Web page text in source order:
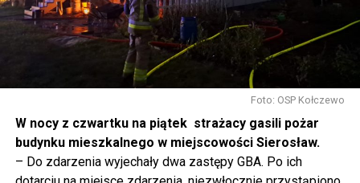
tak to traktujemy. Jesteśmy dzisiaj w Wolinie. Często to
mówię, tutaj, na wyspie Wolin, na wyspie Uznam, Polska
się tutaj nie kończy, Polska się tutaj zaczyna.
Gdyby nie determinacja rządu Prawa i Sprawiedliwości,
to tunel pod Świną do dzisiaj byłby w sferze
projektowania i dyskusji. Ważny tutaj był wkład
samorządu, ale to rząd PiS podjął w tej sprawie
najważniejsze decyzje. Powstał dzięki ogromnej
determinacji rządu najpierw Pani Premier Beaty Szydło,
Foto: OSP Kołczewo
W nocy z czwartku na piątek strażacy gasili pożar
budynku mieszkalnego w miejscowości Sierosław.
– Do zdarzenia wyjechały dwa zastępy GBA. Po ich